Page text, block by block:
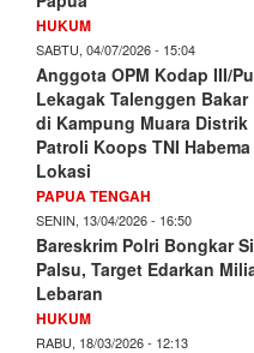
HUKUM
SABTU, 04/07/2026 - 15:04
Anggota OPM Kodap III/
Lekagak Talenggen Bakar
di Kampung Muara Distrik
Patroli Koops TNI
Lokasi
PAPUA TENGAH
SENIN, 13/04/2026 - 16:50
Bareskrim Polri Bongkar
Palsu, Target Edarkan
Lebaran
HUKUM
RABU, 18/03/2026 - 12:13